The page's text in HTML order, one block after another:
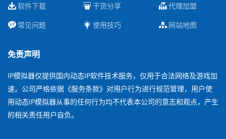
软件下载
常见问题
干货分享
使用技巧
代理加盟
网站地图
免责声明
IP模拟器仅提供国内动态IP软件技术服务，仅用于合法网络及游戏加
速。公司严格依据《服务条款》对用户行为进行规范管理，用户使
用动态IP模拟器从事的任何行为均不代表本公司的意志和观点，产生
的相关责任用户自负。